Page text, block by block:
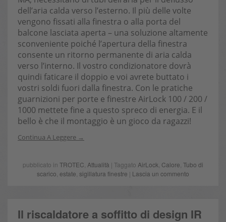
dell’aria calda verso l’esterno. Il più delle volte
vengono fissati alla finestra o alla porta del
balcone lasciata aperta – una soluzione altamente
sconveniente poiché l’apertura della finestra
consente un ritorno permanente di aria calda
verso l’interno. Il vostro condizionatore dovrà
quindi faticare il doppio e voi avrete buttato i
vostri soldi fuori dalla finestra. Con le pratiche
guarnizioni per porte e finestre AirLock 100 / 200 /
1000 mettete fine a questo spreco di energia. E il
bello è che il montaggio è un gioco da ragazzi!
Continua A Leggere
pubblicato in TROTEC Attualità | Taggato AirLock Calore Tubo di
scarico estate sigillatura finestre | Lascia un commento
Il riscaldatore a soffitto di design IR